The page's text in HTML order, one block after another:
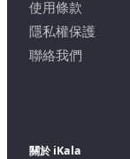
使用條款
隱私權保護
聯絡我們
關於 iKala